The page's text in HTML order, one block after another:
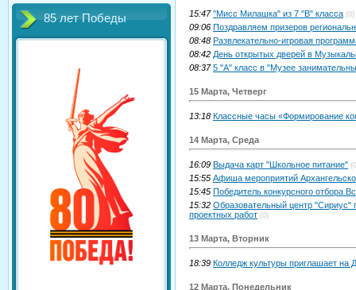
85 лет Победы 15:47 "Мисс Милашка" из 7 "В" класса (0)
09:06 Поздравляем призеров
08:48 Развлекательно-игровая
08:42 День открытых дверей в
08:37 5 "А" класс в "Музее
15 Марта, Четверг
13:18 Классные часы «Формирование
14 Марта, Среда
16:09 Выдача карт "Школьное питание"
15:55 Афиша мероприятий
15:45 Победитель конкурсного отбора
15:32 Образовательный центр "Сириус"
проектных работ (0)
13 Марта, Вторник
18:39 Колледж культуры приглашает на
12 Марта, Понедельник